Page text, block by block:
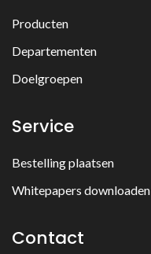
Producten
Departementen
Doelgroepen
Service
Bestelling plaatsen
Whitepapers downloaden
Contact